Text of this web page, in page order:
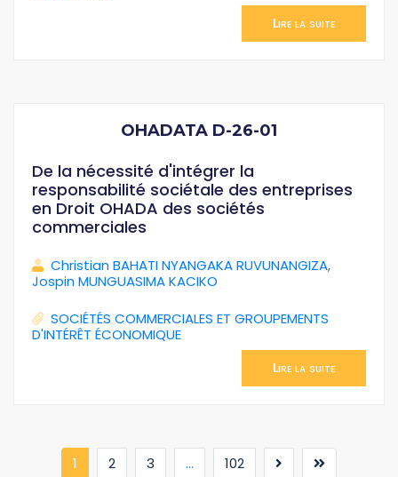
Lire la suite
OHADATA D-26-01
De la nécessité d'intégrer la
responsabilité sociétale des entreprises
en Droit OHADA des sociétés
commerciales
Christian BAHATI NYANGAKA RUVUNANGIZA,
Jospin MUNGUASIMA KACIKO
SOCIÉTÉS COMMERCIALES ET GROUPEMENTS
D'INTÉRÊT ÉCONOMIQUE
Lire la suite
1 (current)
2 3 ... 102